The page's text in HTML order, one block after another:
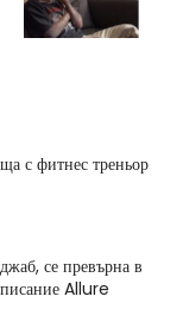
с фитнес треньор
се превърна в
Allure